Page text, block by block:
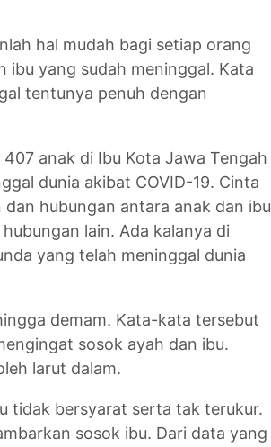
hal mudah bagi setiap orang
ibu yang sudah meninggal. Kata
tentunya penuh dengan
anak di Ibu Kota Jawa Tengah
dunia akibat COVID-19. Cinta
hubungan antara anak dan ibu
lain. Ada kalanya di
yang telah meninggal dunia
demam. Kata-kata tersebut
sosok ayah dan ibu.
larut dalam.
tidak bersyarat serta tak terukur.
sosok ibu. Dari data yang